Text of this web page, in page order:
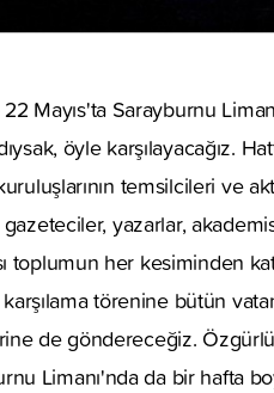
Mayıs'ta Sarayburnu
öyle karşılayacağız.
temsilcileri ve
gazeteciler, yazarlar,
toplumun her kesiminden
törenine bütün
de göndereceğiz.
Limanı'nda da bir hafta